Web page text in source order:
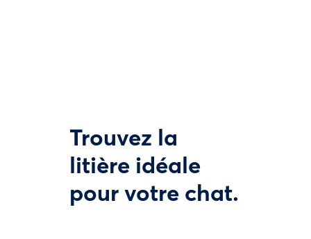
Trouvez la
litière idéale
pour votre chat.